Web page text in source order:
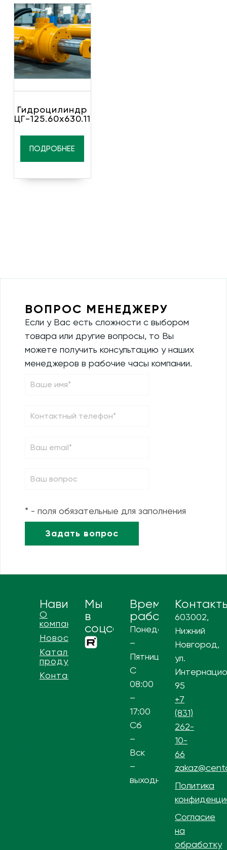
Гидроцилиндр
ЦГ-125.60х630.11
ПОДРОБНЕЕ
ВОПРОС МЕНЕДЖЕРУ
Если у Вас есть сложности с выбором
товара или другие вопросы, то Вы
можете получить консультацию у наших
менеджеров в рабочие часы компании.
* - поля обязательные для заполнения
Навигация
О
компании
Новости
Каталог
продукции
Контакты
Мы
в
соцсетях
Время
работы
Понедельник
–
Пятница
С
08:00
–
17:00
Сб
–
Вск
–
выходной
603002,
Нижний
Новгород,
ул.
95
+7
(831)
262-
10-
66
Политика
Согласие
на
обработку